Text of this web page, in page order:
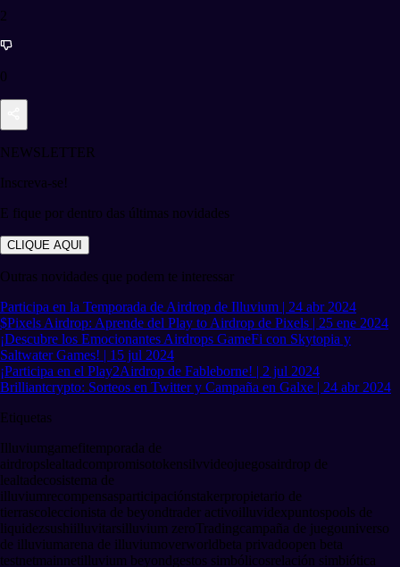
2
0
NEWSLETTER
Inscreva-se!
E fique por dentro das últimas novidades
CLIQUE AQUI
Outras novidades que podem te interessar
Participa en la Temporada de Airdrop de Illuvium | 24 abr 2024
$Pixels Airdrop: Aprende del Play to Airdrop de Pixels | 25 ene 2024
¡Descubre los Emocionantes Airdrops GameFi con Skytopia y
Saltwater Games! | 15 jul 2024
¡Participa en el Play2Airdrop de Fableborne! | 2 jul 2024
Brilliantcrypto: Sorteos en Twitter y Campaña en Galxe | 24 abr 2024
Etiquetas
Illuviumgamefitemporada de
airdropslealtadcompromisotokensilvvideojuegosairdrop de
lealtadecosistema de
illuviumrecompensasparticipaciónstakerpropietario de
tierrascoleccionista de beyondtrader activoilluvidexpuntospools de
liquidezsushiilluvitarsilluvium zeroTradingcampaña de juegouniverso
de illuviumarena de illuviumoverworldbeta privadoopen beta
testnetmainnetilluvium beyondgestos simbólicosrelación simbiótica